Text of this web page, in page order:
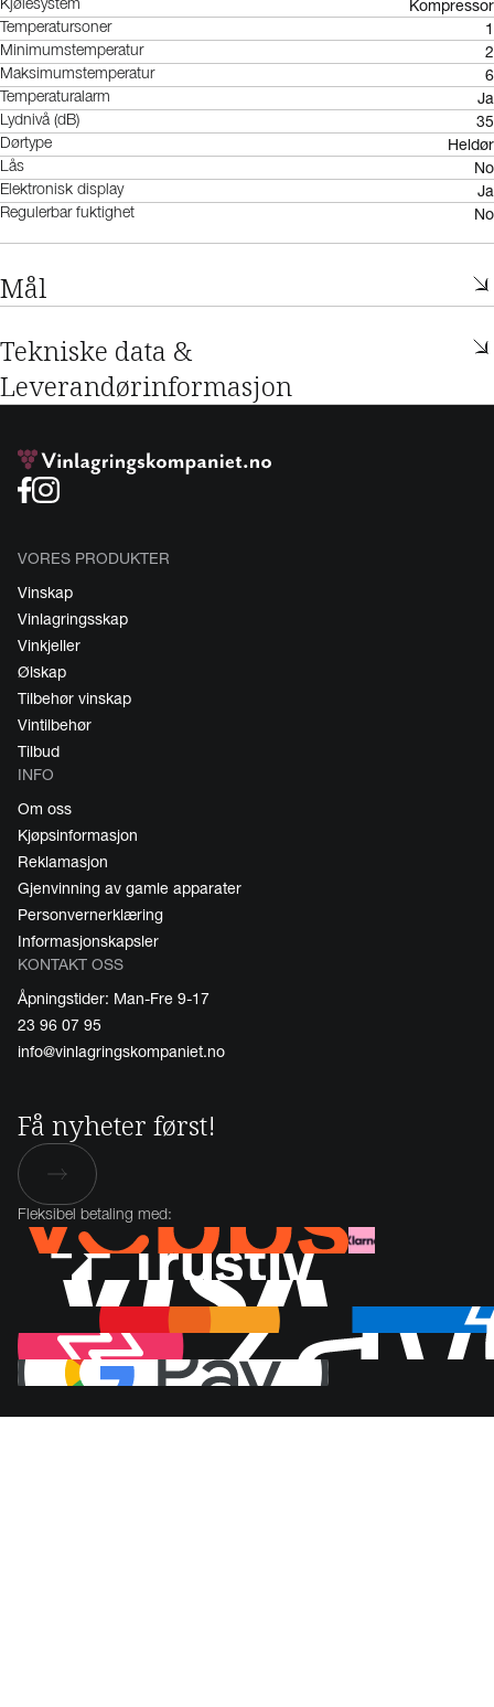
Kjølesystem Kompressor
Temperatursoner 1
Minimumstemperatur 2
Maksimumstemperatur 6
Temperaturalarm Ja
Lydnivå (dB) 35
Dørtype Heldør
Lås No
Elektronisk display Ja
Regulerbar fuktighet No
Mål
Tekniske data &
Leverandørinformasjon
VORES PRODUKTER
Vinskap
Vinlagringsskap
Vinkjeller
Ølskap
Tilbehør vinskap
Vintilbehør
Tilbud
INFO
Om oss
Kjøpsinformasjon
Reklamasjon
Gjenvinning av gamle apparater
Personvernerklæring
Informasjonskapsler
KONTAKT OSS
Åpningstider: Man-Fre 9-17
23 96 07 95
info@vinlagringskompaniet.no
Få nyheter først!
Fleksibel betaling med: